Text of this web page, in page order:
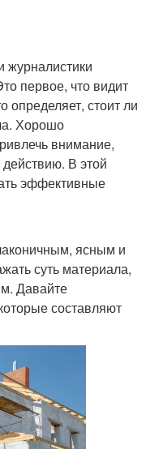
журналистики
первое, что видит
определяет, стоит ли
Хорошо
внимание,
В этой
эффективные
ясным и
суть материала,
Давайте
составляют